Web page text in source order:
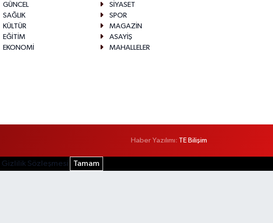
GÜNCEL
SİYASET
SAĞLIK
SPOR
KÜLTÜR
MAGAZİN
EĞİTİM
ASAYİŞ
EKONOMİ
MAHALLELER
Haber Yazılımı: TE Bilişim
Gizlilik Sözleşmesi Tamam